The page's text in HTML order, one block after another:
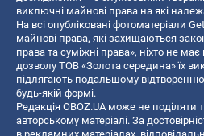
виключні майнові права на які
На всі опубліковані фотоматеріали
майнові права, які захищаються
права та суміжні права», ніхто не
дозволу ТОВ «Золота середина» їх
підлягають подальшому
будь-якій формі.
Редакція OBOZ.UA може не поділяти
авторському матеріалі. За